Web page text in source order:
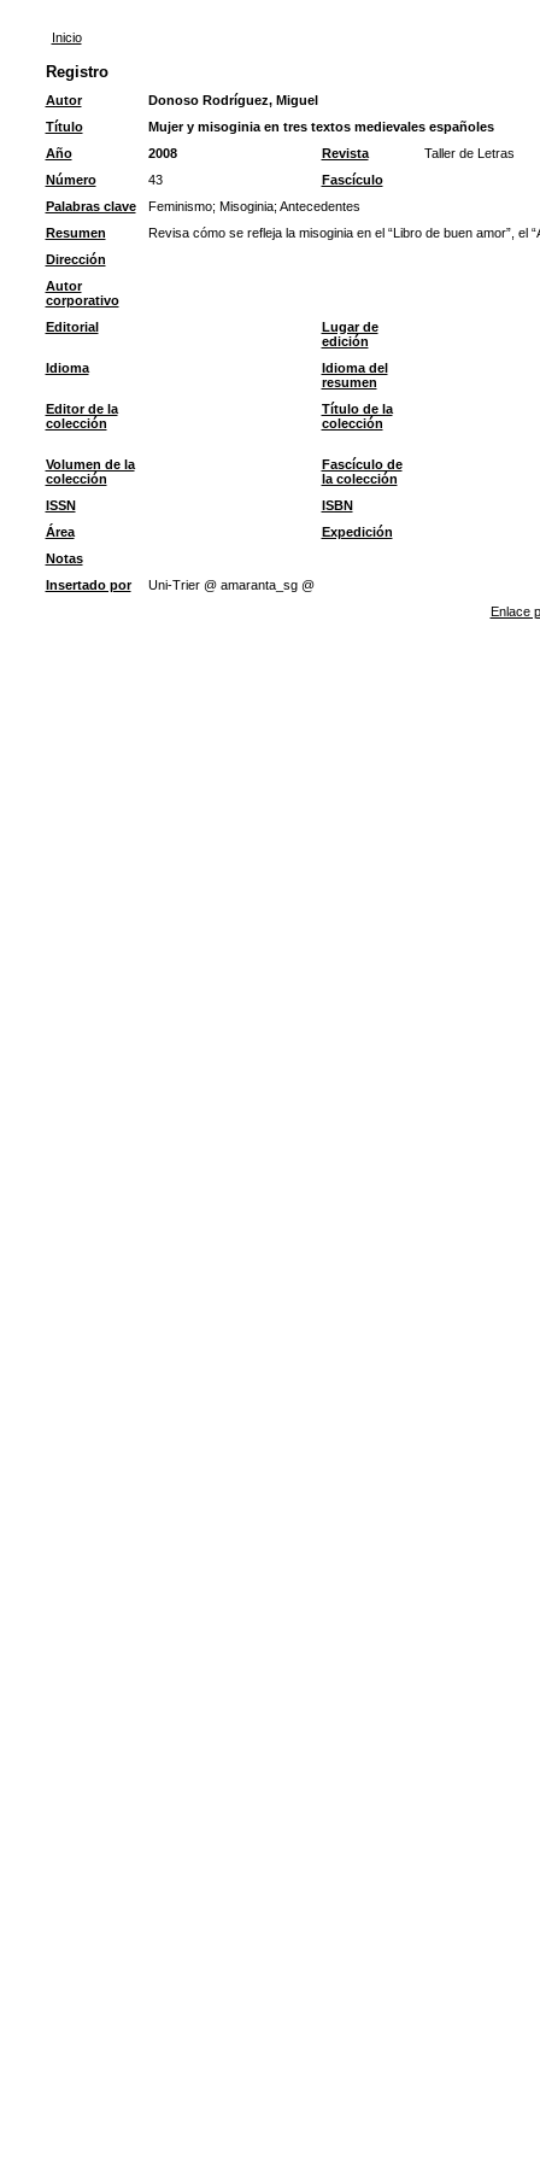
Inicio
Registro
Autor
Donoso Rodríguez, Miguel
Título
Mujer y misoginia en tres textos medievales españoles
Año
2008 Revista
Taller de Letras
Número
43
Fascículo
Palabras clave
Feminismo; Misoginia; Antecedentes
Resumen
Revisa cómo se refleja la misoginia en el “Libro de buen amor”, el
Dirección
Autor
corporativo
Editorial
Lugar de
edición
Idioma
Idioma del
resumen
Editor de la
colección
Título de la
colección
Volumen de la
colección
Fascículo de
la colección
ISSN
ISBN
Área
Expedición
Notas
Insertado por
Uni-Trier @ amaranta_sg @
Enlace